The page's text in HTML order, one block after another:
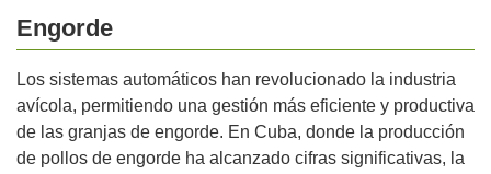
Engorde
Los sistemas automáticos han revolucionado la industria
avícola, permitiendo una gestión más eficiente y productiva
de las granjas de engorde. En Cuba, donde la producción
de pollos de engorde ha alcanzado cifras significativas, la